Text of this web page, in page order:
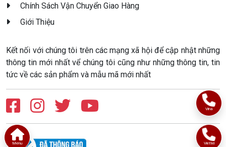
Chính Sách Vận Chuyển Giao Hàng
Giới Thiệu
Kết nối với chúng tôi trên các mạng xã hội để cập nhật những
thông tin mới nhất vể chúng tôi cũng như những thông tin, tin
tức về các sản phẩm và mẫu mã mới nhất
Vina
Viettel
Menu